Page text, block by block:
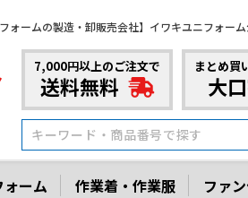
フォームの製造・卸販売会社】イワキユニフォー
7,000円以上のご注文で
送料無料
まとめ買
大
ーム 作業着・作業服 ファ